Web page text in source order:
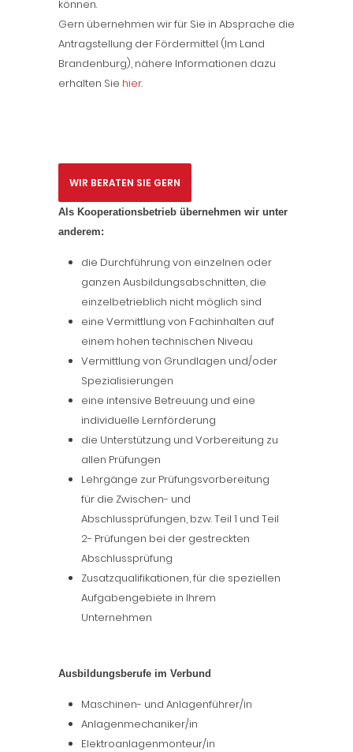
können.
Gern übernehmen wir für Sie in Absprache die
Antragstellung der Fördermittel (Im Land
Brandenburg), nähere Informationen dazu
erhalten Sie hier.
WIR BERATEN SIE GERN
Als Kooperationsbetrieb übernehmen wir unter
anderem:
die Durchführung von einzelnen oder
ganzen Ausbildungsabschnitten, die
einzelbetrieblich nicht möglich sind
eine Vermittlung von Fachinhalten auf
einem hohen technischen Niveau
Vermittlung von Grundlagen und/oder
Spezialisierungen
eine intensive Betreuung und eine
individuelle Lernförderung
die Unterstützung und Vorbereitung zu
allen Prüfungen
Lehrgänge zur Prüfungsvorbereitung
für die Zwischen- und
Abschlussprüfungen, bzw. Teil 1 und Teil
2- Prüfungen bei der gestreckten
Abschlussprüfung
Zusatzqualifikationen, für die speziellen
Aufgabengebiete in Ihrem
Unternehmen
Ausbildungsberufe im Verbund
Maschinen- und Anlagenführer/in
Anlagenmechaniker/in
Elektroanlagenmonteur/in